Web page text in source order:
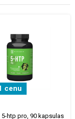
cenu
5-htp pro, 90 kapsulas